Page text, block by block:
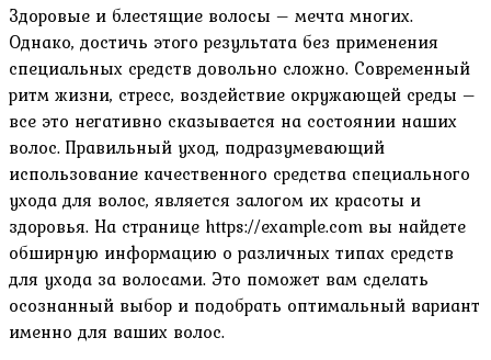
Здоровые и блестящие волосы – мечта многих.
Однако, достичь этого результата без применения
специальных средств довольно сложно. Современный
ритм жизни, стресс, воздействие окружающей среды –
все это негативно сказывается на состоянии наших
волос. Правильный уход, подразумевающий
использование качественного средства специального
ухода для волос, является залогом их красоты и
здоровья. На странице https://example.com вы найдете
обширную информацию о различных типах средств
для ухода за волосами. Это поможет вам сделать
осознанный выбор и подобрать оптимальный вариант
именно для ваших волос.